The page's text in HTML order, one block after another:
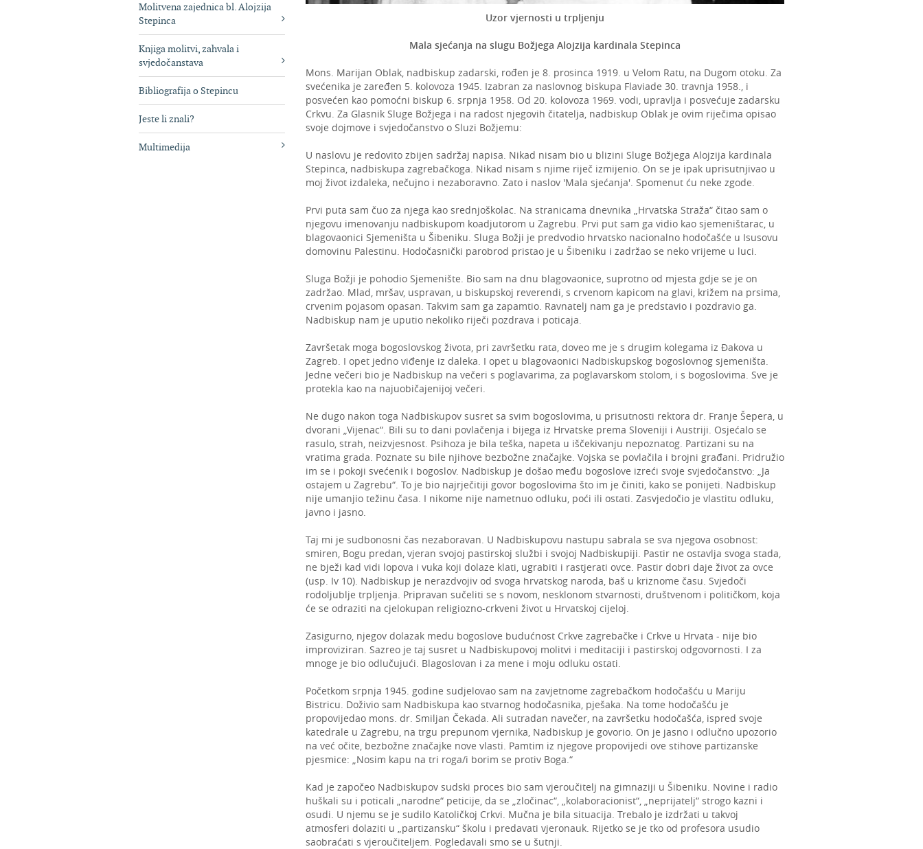
Molitvena zajednica bl. Alojzija
Stepinca
Knjiga molitvi, zahvala i
svjedočanstava
Bibliografija o Stepincu
Jeste li znali?
Multimedija
Uzor vjernosti u trpljenju
Mala sjećanja na slugu Božjega Alojzija kardinala Stepinca
Mons. Marijan Oblak, nadbiskup zadarski, rođen je 8. prosinca 1919. u Velom Ratu, na Dugom otoku. Za
svećenika je zaređen 5. kolovoza 1945. Izabran za naslovnog biskupa Flaviade 30. travnja 1958., i
posvećen kao pomoćni biskup 6. srpnja 1958. Od 20. kolovoza 1969. vodi, upravlja i posvećuje zadarsku
Crkvu. Za Glasnik Sluge Božjega i na radost njegovih čitatelja, nadbiskup Oblak je ovim riječima opisao
svoje dojmove i svjedočanstvo o Sluzi Božjemu:
U naslovu je redovito zbijen sadržaj napisa. Nikad nisam bio u blizini Sluge Božjega Alojzija kardinala
Stepinca, nadbiskupa zagrebačkoga. Nikad nisam s njime riječ izmijenio. On se je ipak uprisutnjivao u
moj život izdaleka, nečujno i nezaboravno. Zato i naslov 'Mala sjećanja'. Spomenut ću neke zgode.
Prvi puta sam čuo za njega kao srednjoškolac. Na stranicama dnevnika „Hrvatska Straža“ čitao sam o
njegovu imenovanju nadbiskupom koadjutorom u Zagrebu. Prvi put sam ga vidio kao sjemeništarac, u
blagovaonici Sjemeništa u Šibeniku. Sluga Božji je predvodio hrvatsko nacionalno hodočašće u Isusovu
domovinu Palestinu. Hodočasnički parobrod pristao je u Šibeniku i zadržao se neko vrijeme u luci.
Sluga Božji je pohodio Sjemenište. Bio sam na dnu blagovaonice, suprotno od mjesta gdje se je on
zadržao. Mlad, mršav, uspravan, u biskupskoj reverendi, s crvenom kapicom na glavi, križem na prsima,
crvenim pojasom opasan. Takvim sam ga zapamtio. Ravnatelj nam ga je predstavio i pozdravio ga.
Nadbiskup nam je uputio nekoliko riječi pozdrava i poticaja.
Završetak moga bogoslovskog života, pri završetku rata, doveo me je s drugim kolegama iz Đakova u
Zagreb. I opet jedno viđenje iz daleka. I opet u blagovaonici Nadbiskupskog bogoslovnog sjemeništa.
Jedne večeri bio je Nadbiskup na večeri s poglavarima, za poglavarskom stolom, i s bogoslovima. Sve je
protekla kao na najuobičajenijoj večeri.
Ne dugo nakon toga Nadbiskupov susret sa svim bogoslovima, u prisutnosti rektora dr. Franje Šepera, u
dvorani „Vijenac“. Bili su to dani povlačenja i bijega iz Hrvatske prema Sloveniji i Austriji. Osjećalo se
rasulo, strah, neizvjesnost. Psihoza je bila teška, napeta u iščekivanju nepoznatog. Partizani su na
vratima grada. Poznate su bile njihove bezbožne značajke. Vojska se povlačila i brojni građani. Pridružio
im se i pokoji svećenik i bogoslov. Nadbiskup je došao među bogoslove izreći svoje svjedočanstvo: „Ja
ostajem u Zagrebu“. To je bio najrječitiji govor bogoslovima što im je činiti, kako se ponijeti. Nadbiskup
nije umanjio težinu časa. I nikome nije nametnuo odluku, poći ili ostati. Zasvjedočio je vlastitu odluku,
javno i jasno.
Taj mi je sudbonosni čas nezaboravan. U Nadbiskupovu nastupu sabrala se sva njegova osobnost:
smiren, Bogu predan, vjeran svojoj pastirskoj službi i svojoj Nadbiskupiji. Pastir ne ostavlja svoga stada,
ne bježi kad vidi lopova i vuka koji dolaze klati, ugrabiti i rastjerati ovce. Pastir dobri daje život za ovce
(usp. Iv 10). Nadbiskup je nerazdvojiv od svoga hrvatskog naroda, baš u kriznome času. Svjedoči
rodoljublje trpljenja. Pripravan sučeliti se s novom, nesklonom stvarnosti, društvenom i političkom, koja
će se odraziti na cjelokupan religiozno-crkveni život u Hrvatskoj cijeloj.
Zasigurno, njegov dolazak medu bogoslove budućnost Crkve zagrebačke i Crkve u Hrvata - nije bio
improviziran. Sazreo je taj susret u Nadbiskupovoj molitvi i meditaciji i pastirskoj odgovornosti. I za
mnoge je bio odlučujući. Blagoslovan i za mene i moju odluku ostati.
Početkom srpnja 1945. godine sudjelovao sam na zavjetnome zagrebačkom hodočašću u Mariju
Bistricu. Doživio sam Nadbiskupa kao stvarnog hodočasnika, pješaka. Na tome hodočašću je
propovijedao mons. dr. Smiljan Čekada. Ali sutradan navečer, na završetku hodočašća, ispred svoje
katedrale u Zagrebu, na trgu prepunom vjernika, Nadbiskup je govorio. On je jasno i odlučno upozorio
na već očite, bezbožne značajke nove vlasti. Pamtim iz njegove propovijedi ove stihove partizanske
pjesmice: „Nosim kapu na tri roga/i borim se protiv Boga.“
Kad je započeo Nadbiskupov sudski proces bio sam vjeroučitelj na gimnaziji u Šibeniku. Novine i radio
huškali su i poticali „narodne“ peticije, da se „zločinac“, „kolaboracionist“, „neprijatelj“ strogo kazni i
osudi. U njemu se je sudilo Katoličkoj Crkvi. Mučna je bila situacija. Trebalo je izdržati u takvoj
atmosferi dolaziti u „partizansku“ školu i predavati vjeronauk. Rijetko se je tko od profesora usudio
saobraćati s vjeroučiteljem. Pogledavali smo se u šutnji.